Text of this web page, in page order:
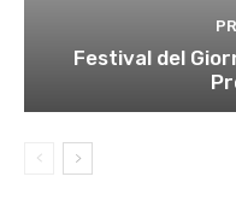
Festival del